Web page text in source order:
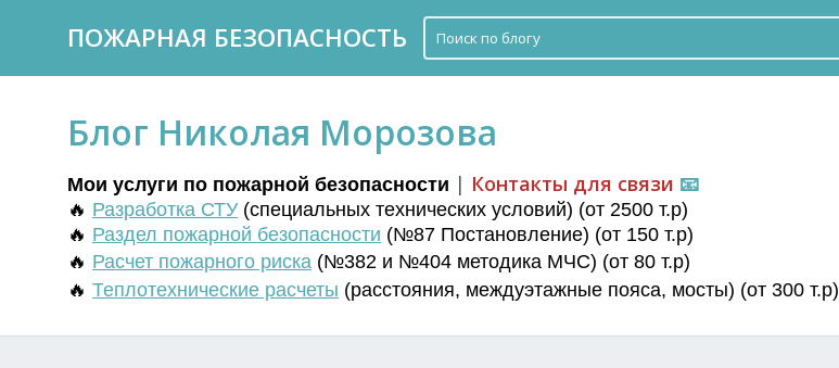
ПОЖАРНАЯ БЕЗОПАСНОСТЬ
Блог Николая Морозова
Мои услуги по пожарной безопасности | Контакты для связи 📧
🔥 Разработка СТУ (специальных технических условий) (от 2500 т.р)
🔥 Раздел пожарной безопасности (№87 Постановление) (от 150 т.р)
🔥 Расчет пожарного риска (№382 и №404 методика МЧС) (от 80 т.р)
🔥 Теплотехнические расчеты (расстояния, междуэтажные пояса, мосты) (от 300 т.р)